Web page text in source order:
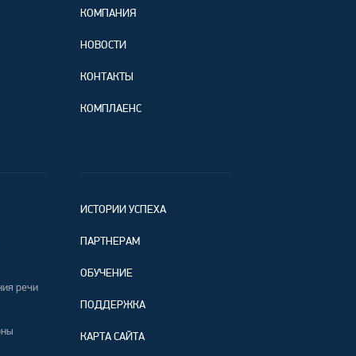
КОМПАНИЯ
НОВОСТИ
КОНТАКТЫ
КОМПЛАЕНС
речи
ИСТОРИИ УСПЕХА
ПАРТНЕРАМ
ОБУЧЕНИЕ
ПОДДЕРЖКА
КАРТА САЙТА